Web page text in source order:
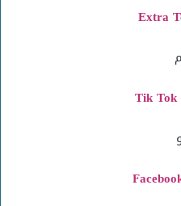
Extra
Tik Tok